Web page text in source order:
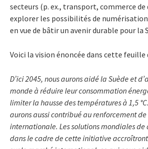
secteurs (p. ex., transport, commerce
explorer les possibilités de
en vue de bâtir un avenir durable pour la
Voici la vision énoncée dans cette feuille
D’ici 2045, nous aurons aidé la Suède et
monde à réduire leur consommation
limiter la hausse des températures à 1,5
aurons aussi contribué au renforcement
internationale. Les solutions mondiales
dans le cadre de cette initiative